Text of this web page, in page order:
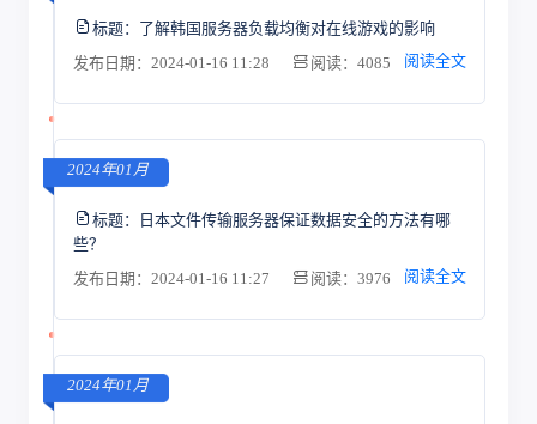
标题： 了解韩国服务器负载均衡对在线游戏的影响
发布日期：2024-01-16 11:28
阅读：4085 阅读全文
2024年01月
标题：
日本文件传输服务器保证数据安全的方法有哪
些？
发布日期：2024-01-16 11:27
阅读：3976 阅读全文
2024年01月